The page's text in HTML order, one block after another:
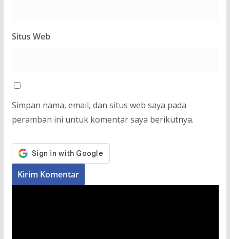
Situs Web
Simpan nama, email, dan situs web saya pada
peramban ini untuk komentar saya berikutnya.